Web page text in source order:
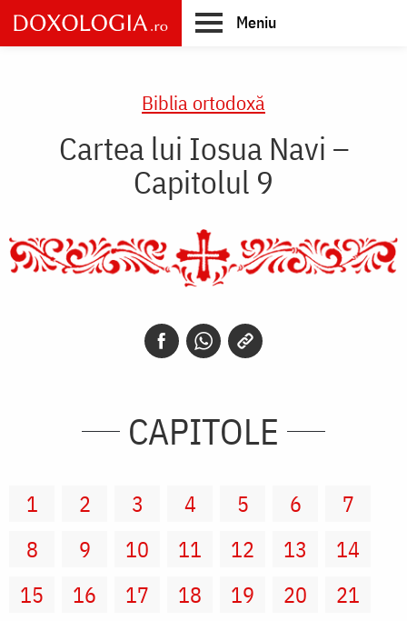
Skip
to
main
Meniu
Biblia ortodoxă
Cartea lui Iosua Navi –
Capitolul 9
CAPITOLE
1 2 3 4 5 6
7
8
9 10 11 12 13
14
15
16 17 18 19 20
21